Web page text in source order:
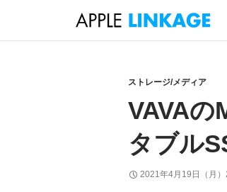
ストレージ/メディア
VAVAの
タブル
2021年4月19日（月